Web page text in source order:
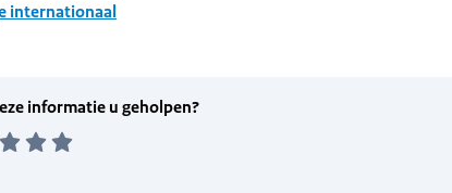
internationaal